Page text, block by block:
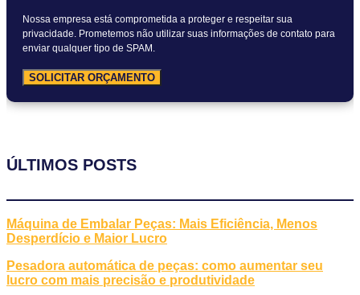
Nossa empresa está comprometida a proteger e respeitar sua
privacidade. Prometemos não utilizar suas informações de contato para
enviar qualquer tipo de SPAM.
SOLICITAR ORÇAMENTO
ÚLTIMOS POSTS
Máquina de Embalar Peças: Mais Eficiência, Menos
Desperdício e Maior Lucro
Pesadora automática de peças: como aumentar seu
lucro com mais precisão e produtividade